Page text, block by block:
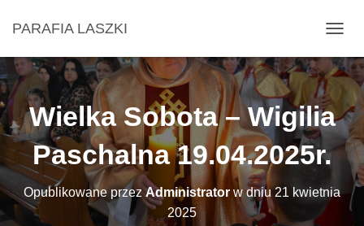
PARAFIA LASZKI
R
Z
Ł
Ą
C
Z
W
Wielka Sobota – Wigilia
Paschalna 19.04.2025r.
Opublikowane przezAdministrator w dniu21 kwietnia
2025